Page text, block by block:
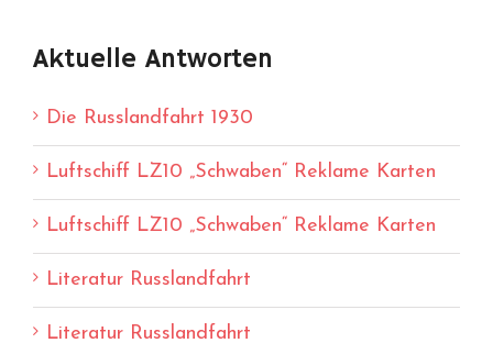
Aktuelle Antworten
Die Russlandfahrt 1930
Luftschiff LZ10 „Schwaben“ Reklame Karten
Luftschiff LZ10 „Schwaben“ Reklame Karten
Literatur Russlandfahrt
Literatur Russlandfahrt